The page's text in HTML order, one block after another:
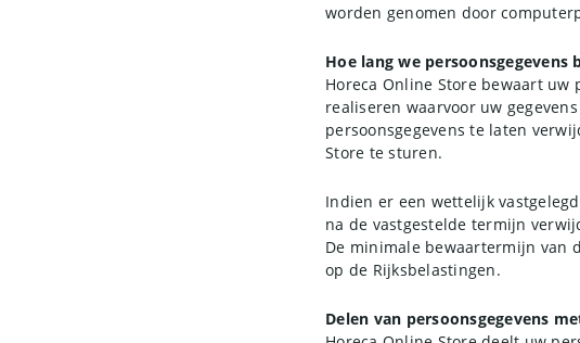
worden genomen door
Hoe lang we persoonsgegevens
Horeca Online Store bewaart
realiseren waarvoor uw
persoonsgegevens te laten
Store te sturen.
Indien er een wettelijk
na de vastgestelde termijn
De minimale bewaartermijn van
op de Rijksbelastingen.
Delen van persoonsgegevens